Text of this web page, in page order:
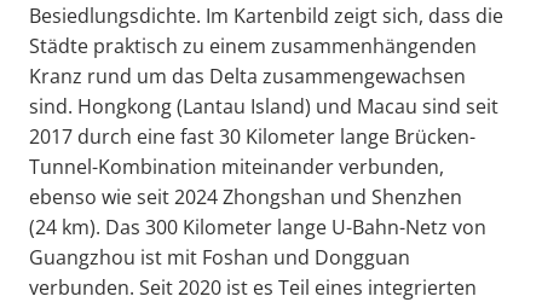
Besiedlungsdichte. Im Kartenbild zeigt sich, dass die
Städte praktisch zu einem zusammenhängenden
Kranz rund um das Delta zusammengewachsen
sind. Hongkong (Lantau Island) und Macau sind seit
2017 durch eine fast 30 Kilometer lange Brücken-
Tunnel-Kombination miteinander verbunden,
ebenso wie seit 2024 Zhongshan und Shenzhen
(24 km). Das 300 Kilometer lange U-Bahn-Netz von
Guangzhou ist mit Foshan und Dongguan
verbunden. Seit 2020 ist es Teil eines integrierten